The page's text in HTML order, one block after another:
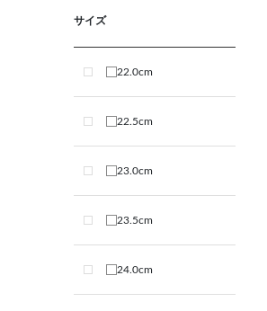
サイズ
22.0cm
22.5cm
23.0cm
23.5cm
24.0cm